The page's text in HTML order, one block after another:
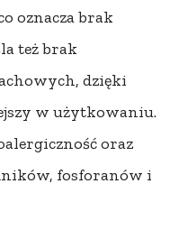
oznacza brak
też brak
dzięki
w użytkowaniu.
oraz
fosforanów i